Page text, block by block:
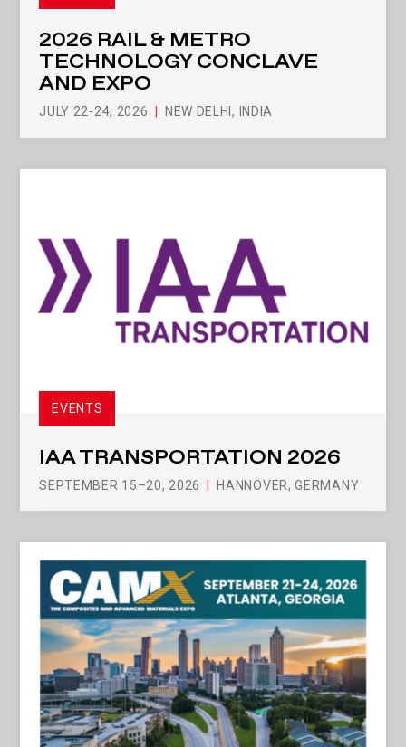
2026 RAIL & METRO
TECHNOLOGY CONCLAVE
AND EXPO
JULY 22-24, 2026 NEW DELHI, INDIA
EVENTS
IAA TRANSPORTATION 2026
SEPTEMBER 15–20, 2026 HANNOVER, GERMANY